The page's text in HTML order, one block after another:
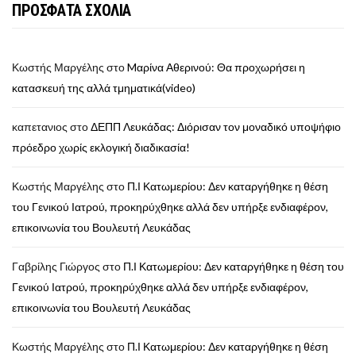
ΠΡΟΣΦΑΤΑ ΣΧΟΛΙΑ
Κωστής Μαργέλης στοMαρίνα Αθερινού: Θα προχωρήσει η
κατασκευή της αλλά τμηματικά(video)
καπετανιος στοΔΕΠΠ Λευκάδας: Διόρισαν τον μοναδικό υποψήφιο
πρόεδρο χωρίς εκλογική διαδικασία!
Κωστής Μαργέλης στο Π.Ι Κατωμερίου: Δεν καταργήθηκε η θέση
του Γενικού Ιατρού, προκηρύχθηκε αλλά δεν υπήρξε ενδιαφέρον,
επικοινωνία του Βουλευτή Λευκάδας
Γαβρίλης Γιώργος στο Π.Ι Κατωμερίου: Δεν καταργήθηκε η θέση του
Γενικού Ιατρού, προκηρύχθηκε αλλά δεν υπήρξε ενδιαφέρον,
επικοινωνία του Βουλευτή Λευκάδας
Κωστής Μαργέλης στο Π.Ι Κατωμερίου: Δεν καταργήθηκε η θέση